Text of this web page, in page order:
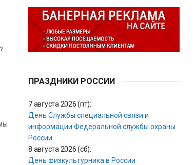
ПРАЗДНИКИ РОССИИ
7 августа 2026 (пт):
День Службы специальной связи и
информации Федеральной службы охраны
России
8 августа 2026 (сб):
День физкультурника в России